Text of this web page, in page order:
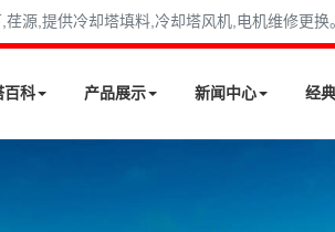
源,提供冷却塔填料,冷却塔风机,电机维修更换。
百科 产品展示 新闻中心 经